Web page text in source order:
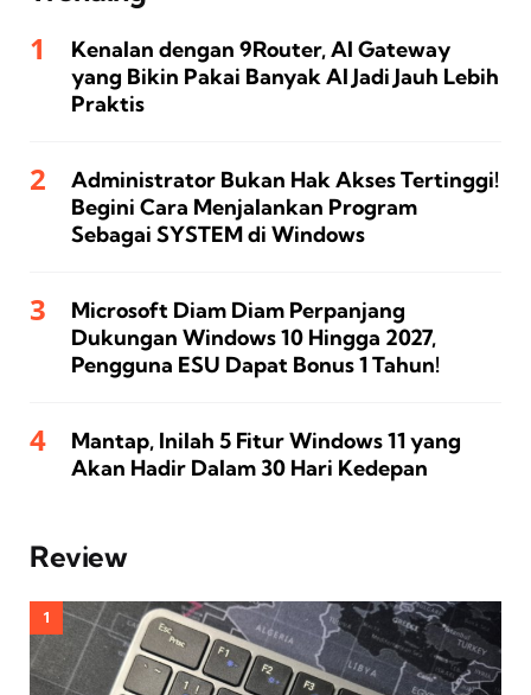
Kenalan dengan 9Router, AI Gateway
yang Bikin Pakai Banyak AI Jadi Jauh Lebih
Praktis
Administrator Bukan Hak Akses Tertinggi!
Begini Cara Menjalankan Program
Sebagai SYSTEM di Windows
Microsoft Diam Diam Perpanjang
Dukungan Windows 10 Hingga 2027,
Pengguna ESU Dapat Bonus 1 Tahun!
Mantap, Inilah 5 Fitur Windows 11 yang
Akan Hadir Dalam 30 Hari Kedepan
Review